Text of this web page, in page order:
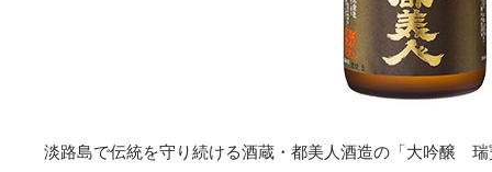
淡路島で伝統を守り続ける酒蔵・都美人酒造の「大吟醸 瑞